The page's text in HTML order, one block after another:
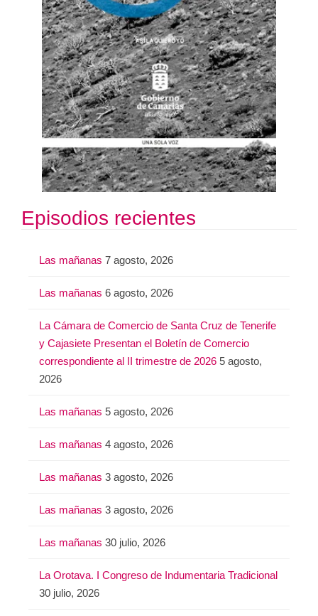
Episodios recientes
Las mañanas 7 agosto, 2026
Las mañanas 6 agosto, 2026
La Cámara de Comercio de Santa Cruz de Tenerife
y Cajasiete Presentan el Boletín de Comercio
correspondiente al II trimestre de 2026 5 agosto,
2026
Las mañanas 5 agosto, 2026
Las mañanas 4 agosto, 2026
Las mañanas 3 agosto, 2026
Las mañanas 3 agosto, 2026
Las mañanas 30 julio, 2026
La Orotava. I Congreso de Indumentaria Tradicional
30 julio, 2026